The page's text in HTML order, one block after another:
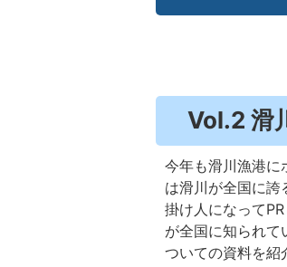
Vol.2 滑
今年も滑川漁港に
は滑川が全国に
掛け人になって
が全国に知られて
ついての資料を紹